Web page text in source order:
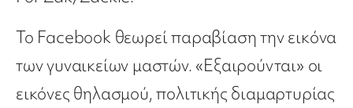
Το Facebook θεωρεί παραβίαση την εικόνα
των γυναικείων μαστών. «Εξαιρούνται» οι
εικόνες θηλασμού, πολιτικής διαμαρτυρίας